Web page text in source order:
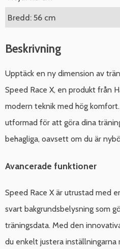
Bredd: 56 cm
Beskrivning
Upptäck en ny dimension av
Speed Race X, en produkt från
modern teknik med hög
utformad för att göra dina
behagliga, oavsett om du är
Avancerade funktioner
Speed Race X är utrustad med
svart bakgrundsbelysning som
träningsdata. Med den
du enkelt justera